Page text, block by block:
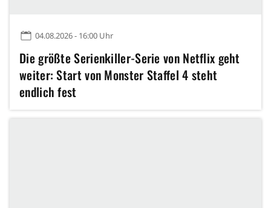
04.08.2026 - 16:00 Uhr
Die größte Serienkiller-Serie von Netflix geht
weiter: Start von Monster Staffel 4 steht
endlich fest